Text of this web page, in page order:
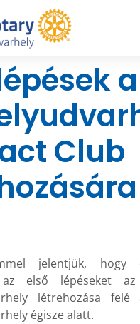
a
Club
jelentjük, hogy
az első lépéseket
létrehozása
égisze alatt.